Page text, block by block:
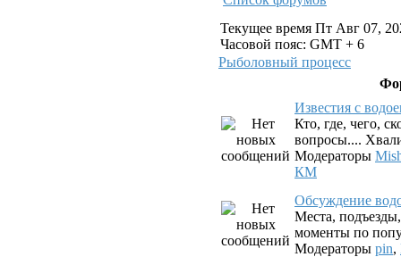
Текущее время Пт Авг 07,
Часовой пояс: GMT + 6
Рыболовный процесс
Известия с
Кто, где, чего,
вопросы....
Модераторы
КМ
Обсуждение
Места,
моменты по
Модераторы pin,